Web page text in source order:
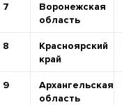
7
Воронежская
область
8
Красноярский
край
9
Архангельская
область